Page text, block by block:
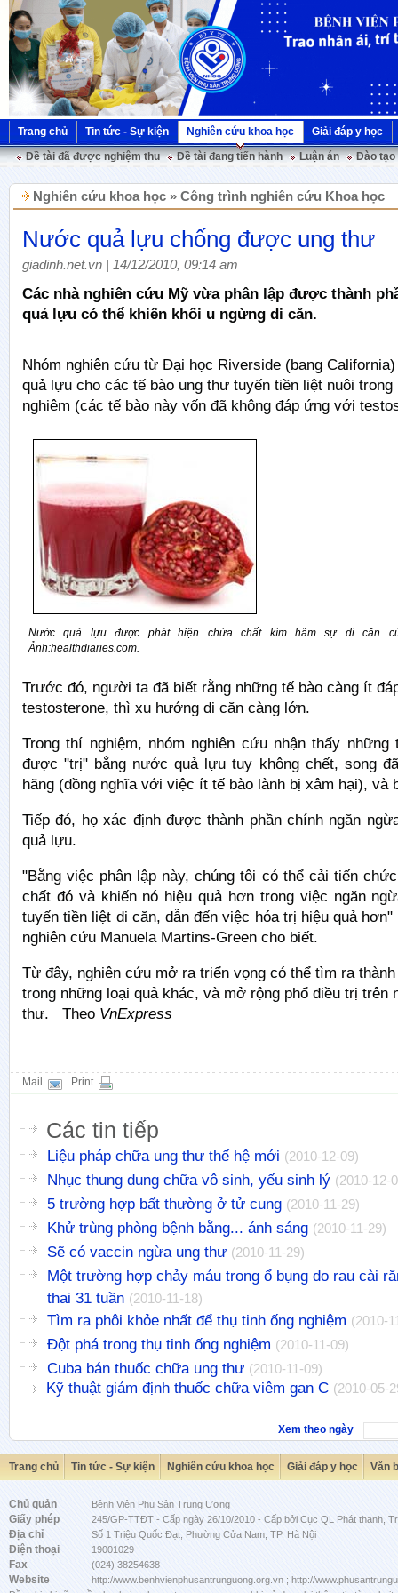
Trang chủ Tin tức - Sự kiện Nghiên cứu khoa học
Giải đáp y học
Đề tài đã được nghiệm thu
Đề tài đang tiến hành Luận án Đào tạo
Nghiên cứu khoa học » Công trình nghiên cứu Khoa học
Nước quả lựu chống được ung thư
giadinh.net.vn | 14/12/2010, 09:14 am
Các nhà nghiên cứu Mỹ vừa phân lập được thành
quả lựu có thể khiến khối u ngừng di căn.
Nhóm nghiên cứu từ Đại học Riverside (bang
quả lựu cho các tế bào ung thư tuyến tiền liệt nuôi trong
nghiệm (các tế bào này vốn đã không đáp ứng với
Nước quả lựu được phát hiện chứa chất kìm hãm sự di căn
Ảnh:healthdiaries.com.
Trước đó, người ta đã biết rằng những tế bào càng ít
testosterone, thì xu hướng di căn càng lớn.
Trong thí nghiệm, nhóm nghiên cứu nhận thấy những
được "trị" bằng nước quả lựu tuy không chết, song
hăng (đồng nghĩa với việc ít tế bào lành bị xâm hại), và
Tiếp đó, họ xác định được thành phần chính ngăn
quả lựu.
"Bằng việc phân lập này, chúng tôi có thể cải tiến
chất đó và khiến nó hiệu quả hơn trong việc ngăn
tuyến tiền liệt di căn, dẫn đến việc hóa trị hiệu quả
nghiên cứu Manuela Martins-Green cho biết.
Từ đây, nghiên cứu mở ra triển vọng có thể tìm ra
trong những loại quả khác, và mở rộng phổ điều trị trên
thư. Theo VnExpress
Mail Print
Các tin tiếp
Liệu pháp chữa ung thư thế hệ mới (2010-12-09)
Nhục thung dung chữa vô sinh, yếu sinh lý (2010-12-
5 trường hợp bất thường ở tử cung (2010-11-29)
Khử trùng phòng bệnh bằng... ánh sáng (2010-11-29)
Sẽ có vaccin ngừa ung thư (2010-11-29)
Một trường hợp chảy máu trong ổ bụng do rau cài
thai 31 tuần (2010-11-18)
Tìm ra phôi khỏe nhất để thụ tinh ống nghiệm (2010-
Đột phá trong thụ tinh ống nghiệm (2010-11-09)
Cuba bán thuốc chữa ung thư (2010-11-09)
Kỹ thuật giám định thuốc chữa viêm gan C (2010-05-
Xem theo ngày
Trang chủ Tin tức - Sự kiện Nghiên cứu khoa học Giải đáp y học Văn
Chủ quản Bệnh Viện Phụ Sản Trung Ương
Giấy phép 245/GP-TTĐT - Cấp ngày 26/10/2010 - Cấp bởi Cục QL Phát thanh,
Địa chỉ Số 1 Triệu Quốc Đạt, Phường Cửa Nam, TP. Hà Nội
Điện thoại 19001029
Fax (024) 38254638
Website
http://www.benhvienphusantrunguong.org.vn ; http://